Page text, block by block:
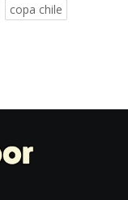
copa chile